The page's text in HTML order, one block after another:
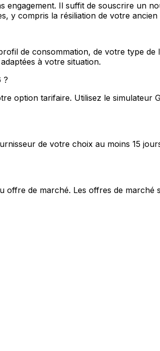
engagement. Il suffit de souscrire un
y compris la résiliation de votre
de consommation, de votre type
à votre situation.
?
option tarifaire. Utilisez le
de votre choix au moins 15
de marché. Les offres de marché